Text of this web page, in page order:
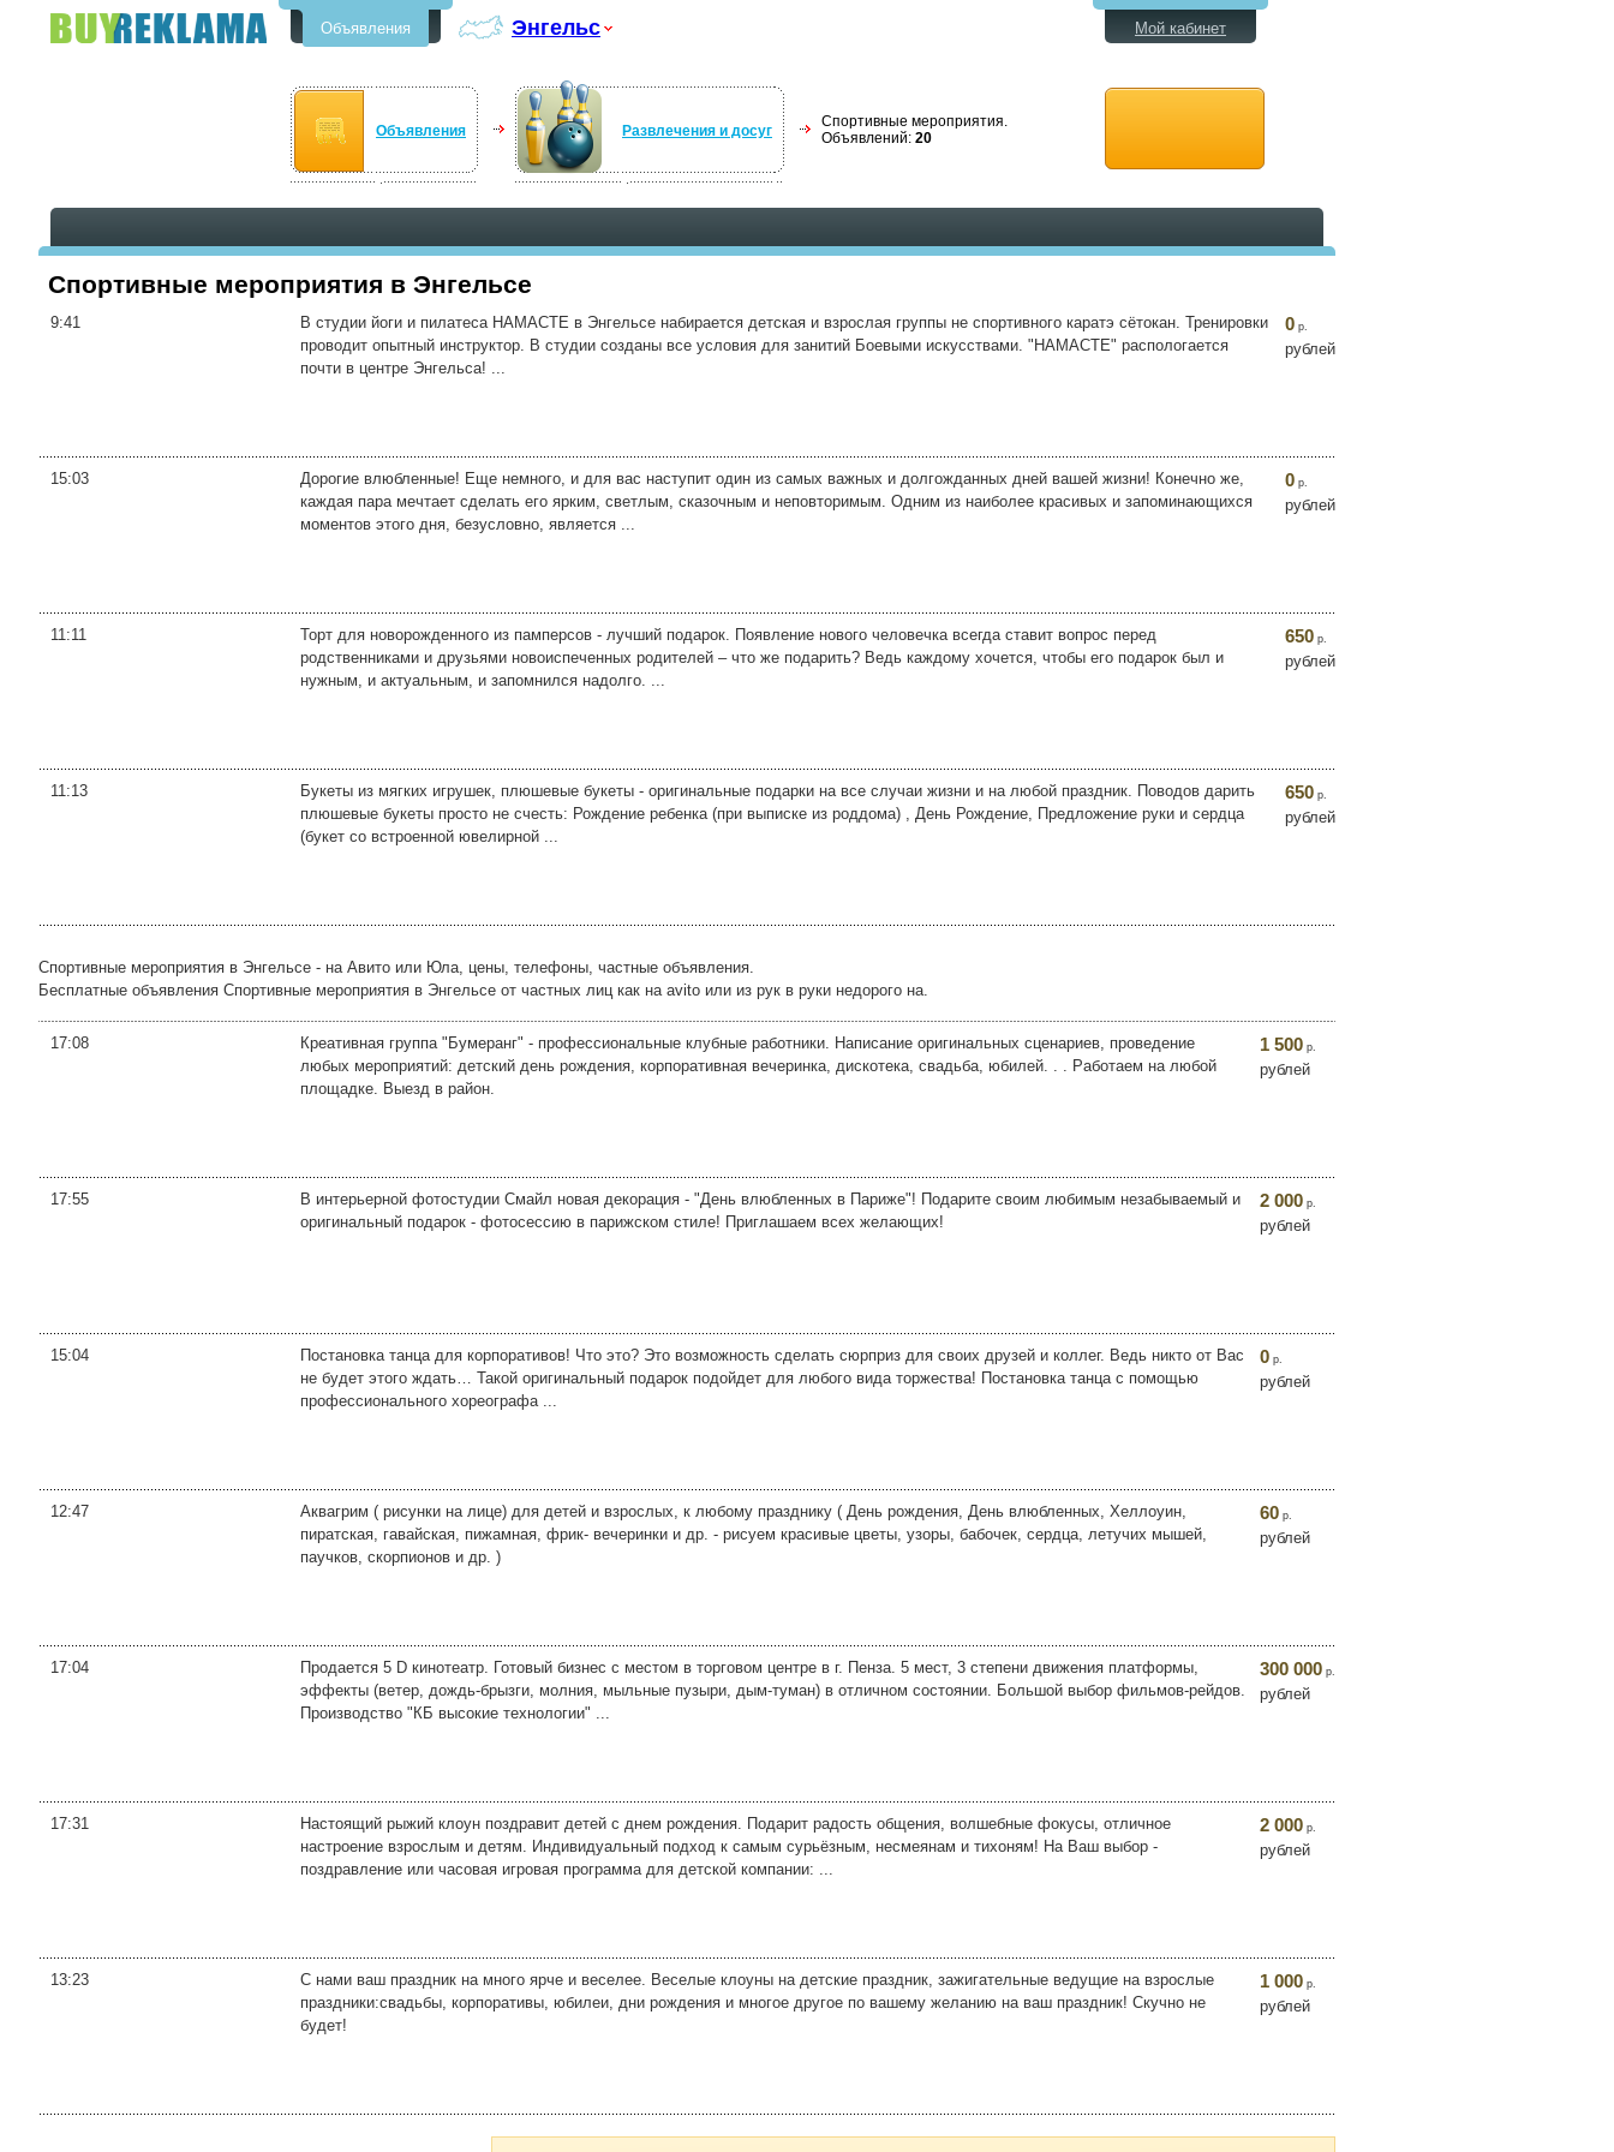
Объявления Энгельс
Объявления Развлечения и досуг
Спортивные мероприятия.
Объявлений: 20
Мой кабинет
Спортивные мероприятия в Энгельсе
9:41
В студии йоги и пилатеса НАМАСТЕ в Энгельсе набирается детская и взрослая группы не спортивного каратэ сётокан. Тренировки
проводит опытный инструктор. В студии созданы все условия для занитий Боевыми искусствами. "НАМАСТЕ" распологается
почти в центре Энгельса! ...
0 р.
рублей
15:03
Дорогие влюбленные! Еще немного, и для вас наступит один из самых важных и долгожданных дней вашей жизни! Конечно же,
каждая пара мечтает сделать его ярким, светлым, сказочным и неповторимым. Одним из наиболее красивых и запоминающихся
моментов этого дня, безусловно, является ...
0 р.
рублей
11:11
Торт для новорожденного из памперсов - лучший подарок. Появление нового человечка всегда ставит вопрос перед
родственниками и друзьями новоиспеченных родителей – что же подарить? Ведь каждому хочется, чтобы его подарок был и
нужным, и актуальным, и запомнился надолго. ...
650 р.
рублей
11:13
Букеты из мягких игрушек, плюшевые букеты - оригинальные подарки на все случаи жизни и на любой праздник. Поводов дарить
плюшевые букеты просто не счесть: Рождение ребенка (при выписке из роддома) , День Рождение, Предложение руки и сердца
(букет со встроенной ювелирной ...
650 р.
рублей
Спортивные мероприятия в Энгельсе - на Авито или Юла, цены, телефоны, частные объявления.
Бесплатные объявления Спортивные мероприятия в Энгельсе от частных лиц как на avito или из рук в руки недорого на.
17:08
Креативная группа "Бумеранг" - профессиональные клубные работники. Написание оригинальных сценариев, проведение
любых мероприятий: детский день рождения, корпоративная вечеринка, дискотека, свадьба, юбилей. . . Работаем на любой
площадке. Выезд в район.
1 500 р.
рублей
17:55
В интерьерной фотостудии Смайл новая декорация - "День влюбленных в Париже"! Подарите своим любимым незабываемый и
оригинальный подарок - фотосессию в парижском стиле! Приглашаем всех желающих!
2 000 р.
рублей
15:04
Постановка танца для корпоративов! Что это? Это возможность сделать сюрприз для своих друзей и коллег. Ведь никто от Вас
не будет этого ждать… Такой оригинальный подарок подойдет для любого вида торжества! Постановка танца с помощью
профессионального хореографа ...
0 р.
рублей
12:47
Аквагрим ( рисунки на лице) для детей и взрослых, к любому празднику ( День рождения, День влюбленных, Хеллоуин,
пиратская, гавайская, пижамная, фрик- вечеринки и др. - рисуем красивые цветы, узоры, бабочек, сердца, летучих мышей,
паучков, скорпионов и др. )
60 р.
рублей
17:04
Продается 5 D кинотеатр. Готовый бизнес с местом в торговом центре в г. Пенза. 5 мест, 3 степени движения платформы,
эффекты (ветер, дождь-брызги, молния, мыльные пузыри, дым-туман) в отличном состоянии. Большой выбор фильмов-рейдов.
Производство "КБ высокие технологии" ...
300 000 р.
рублей
17:31
Настоящий рыжий клоун поздравит детей с днем рождения. Подарит радость общения, волшебные фокусы, отличное
настроение взрослым и детям. Индивидуальный подход к самым сурьёзным, несмеянам и тихоням! На Ваш выбор -
поздравление или часовая игровая программа для детской компании: ...
2 000 р.
рублей
13:23
С нами ваш праздник на много ярче и веселее. Веселые клоуны на детские праздник, зажигательные ведущие на взрослые
праздники:свадьбы, корпоративы, юбилеи, дни рождения и многое другое по вашему желанию на ваш праздник! Скучно не
будет!
1 000 р.
рублей